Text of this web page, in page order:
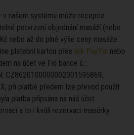
v našem systému může recepce
potvrzení objednání masáží (nebo
nebo až do plné výše ceny masáže
platební kartou přes link PayPal nebo
na účet ve Fio bance č.:
CZ8620100000002001595869,
při platbě předem lze převod použít
platba připsána na náš účet
a to i kvůli rezervaci masérky